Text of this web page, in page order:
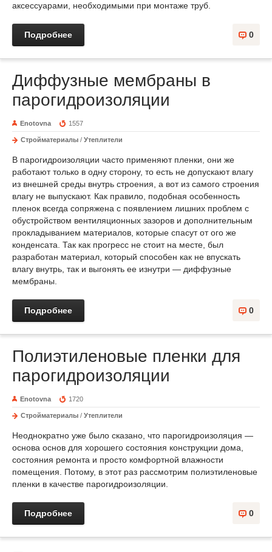
аксессуарами, необходимыми при монтаже труб.
0
Подробнее
Диффузные мембраны в
парогидроизоляции
Enotovna 1557
Стройматериалы / Утеплители
В парогидроизоляции часто применяют пленки, они же
работают только в одну сторону, то есть не допускают влагу
из внешней среды внутрь строения, а вот из самого строения
влагу не выпускают. Как правило, подобная особенность
пленок всегда сопряжена с появлением лишних проблем с
обустройством вентиляционных зазоров и дополнительным
прокладыванием материалов, которые спасут от ого же
конденсата. Так как прогресс не стоит на месте, был
разработан материал, который способен как не впускать
влагу внутрь, так и выгонять ее изнутри — диффузные
мембраны.
0
Подробнее
Полиэтиленовые пленки для
парогидроизоляции
Enotovna 1720
Стройматериалы / Утеплители
Неоднократно уже было сказано, что парогидроизоляция —
основа основ для хорошего состояния конструкции дома,
состояния ремонта и просто комфортной влажности
помещения. Потому, в этот раз рассмотрим полиэтиленовые
пленки в качестве парогидроизоляции.
0
Подробнее